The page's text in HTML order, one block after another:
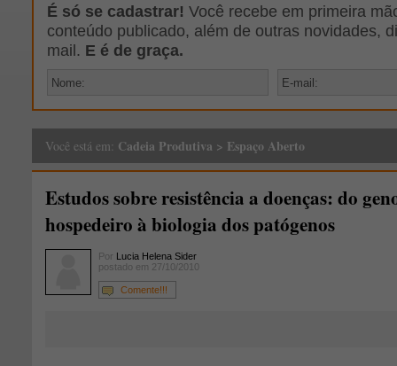
É só se cadastrar! Você recebe em primeira
conteúdo publicado, além de outras novidades,
mail. E é de graça.
Você está em: Cadeia Produtiva > Espaço Aberto
Estudos sobre resistência a doenças: do
hospedeiro à biologia dos patógenos
Por Lucia Helena Sider
postado em 27/10/2010
Comente!!!